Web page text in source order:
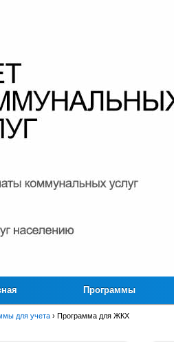
Программы
для учета › Программа для ЖКХ